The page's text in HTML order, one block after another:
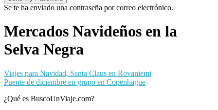
Se te ha enviado una contraseña por correo electrónico.
Mercados Navideños en la
Selva Negra
Viajes para Navidad, Santa Claus en Rovaniemi
Puente de diciembre en grupo en Copenhague
¿Qué es BuscoUnViaje.com?